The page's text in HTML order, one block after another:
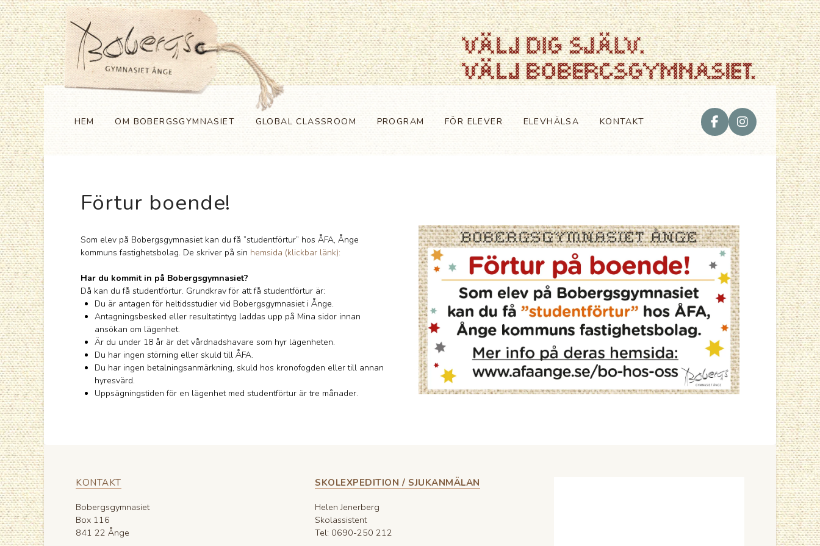
HEM OM BOBERGSGYMNASIET GLOBAL CLASSROOM PROGRAM FÖR ELEVER ELEVHÄLSA KONTAKT
Förtur boende!
Som elev på Bobergsgymnasiet kan du få ”studentförtur” hos ÅFA, Ånge
kommuns fastighetsbolag. De skriver på sin hemsida (klickbar länk):
Har du kommit in på Bobergsgymnasiet?
Då kan du få studentförtur. Grundkrav för att få studentförtur är:
Du är antagen för heltidsstudier vid Bobergsgymnasiet i Ånge.
Antagningsbesked eller resultatintyg laddas upp på Mina sidor innan
ansökan om lägenhet.
Är du under 18 år är det vårdnadshavare som hyr lägenheten.
Du har ingen störning eller skuld till ÅFA.
Du har ingen betalningsanmärkning, skuld hos kronofogden eller till annan
hyresvärd.
Uppsägningstiden för en lägenhet med studentförtur är tre månader.
KONTAKT
Bobergsgymnasiet
Box 116
841 22 Ånge
SKOLEXPEDITION / SJUKANMÄLAN
Helen Jenerberg
Skolassistent
Tel: 0690-250 212